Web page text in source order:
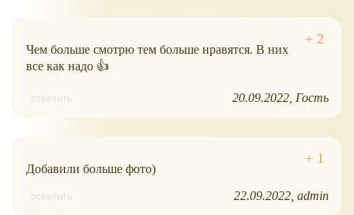
Чем больше смотрю тем больше нравятся. В них
все как надо 👍
ответить 20.09.2022 Гость
Добавили больше фото)
ответить 22.09.2022 admin